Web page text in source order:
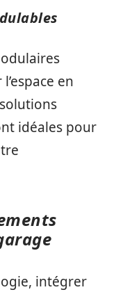
en
idéales pour
intégrer